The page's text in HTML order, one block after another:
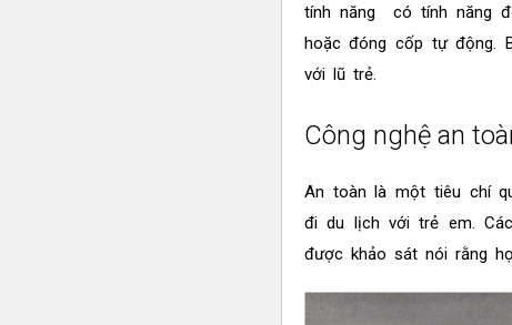
tính năng có tính năng
hoặc đóng cốp tự động.
với lũ trẻ.
Công nghệ an
An toàn là một tiêu chí
đi du lịch với trẻ em.
được khảo sát nói rằng